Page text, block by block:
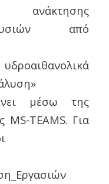
ανάκτησης
από
μέσω της
MS-TEAMS. Για